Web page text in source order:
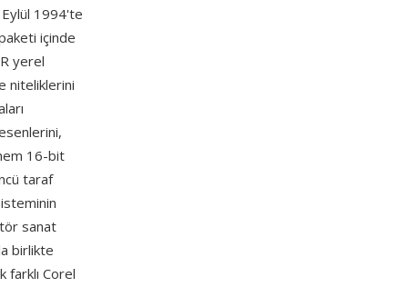
1994'te
içinde
yerel
niteliklerini
16-bit
taraf
sanat
birlikte
farklı Corel